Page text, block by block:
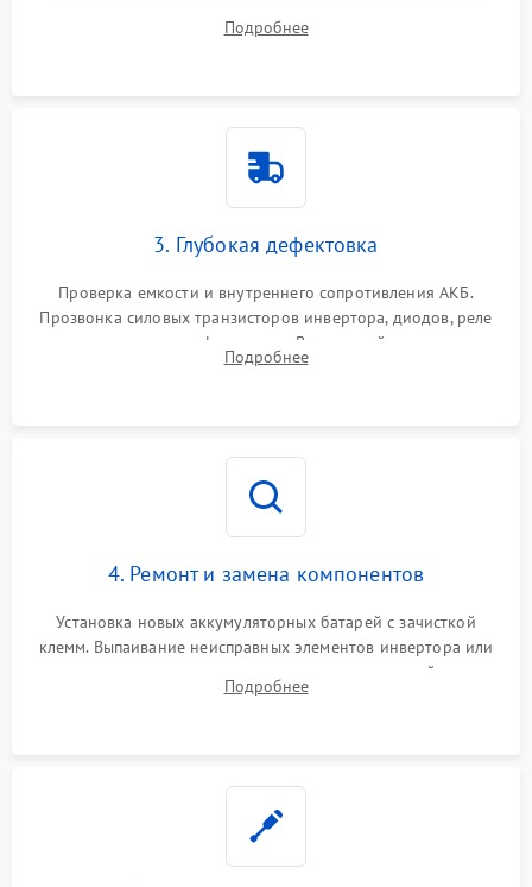
и кистей для предотвращения перегрева и замыканий.
Подробнее
3. Глубокая дефектовка
Проверка емкости и внутреннего сопротивления АКБ.
Прозвонка силовых транзисторов инвертора, диодов, реле
переключения и трансформатора. Визуальный поиск вздутых
конденсаторов и прогаров на печатной плате.
Подробнее
4. Ремонт и замена компонентов
Установка новых аккумуляторных батарей с зачисткой
клемм. Выпаивание неисправных элементов инвертора или
цепи зарядки и монтаж новых радиодеталей.
Восстановление поврежденных токоведущих дорожек и
Подробнее